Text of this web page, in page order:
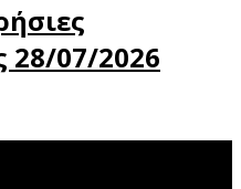
28/07/2026